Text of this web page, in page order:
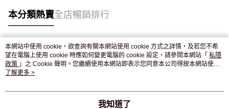
本分類熱賣全店暢銷排行
熱門標籤
熱銷排行
本網站中使用 cookie，欲查詢有關本網站使用 cookie 方式之詳情，及若您不希
望在電腦上使用 cookie 時應如何變更電腦的 cookie 設定，請參閱本網站「 私隱
政策 」之 Cookie 聲明。您繼續使用本網站即表示您同意本公司得按本網站使用
條款之 Cookie 聲明使用 cookie。
了解更多 >
我知道了